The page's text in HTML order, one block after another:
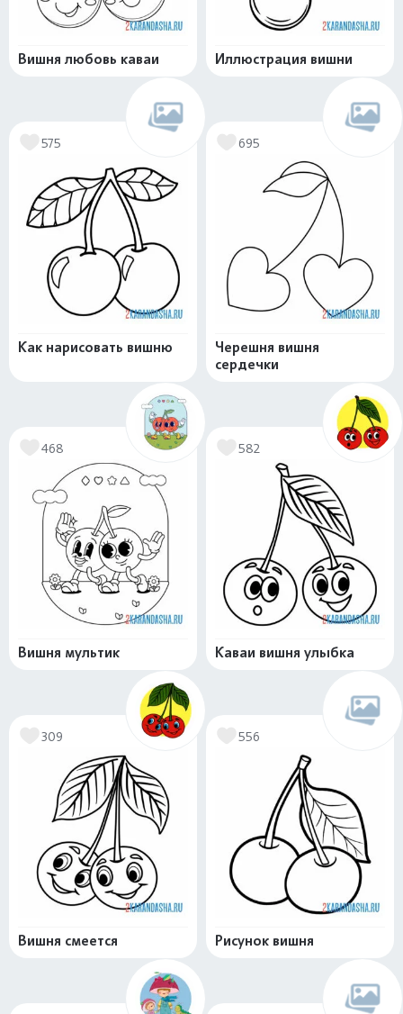
Вишня любовь каваи Иллюстрация вишни
575
Как нарисовать вишню
695
Черешня вишня
сердечки
468
Вишня мультик
582
Каваи вишня улыбка
309
Вишня смеется
556
Рисунок вишня